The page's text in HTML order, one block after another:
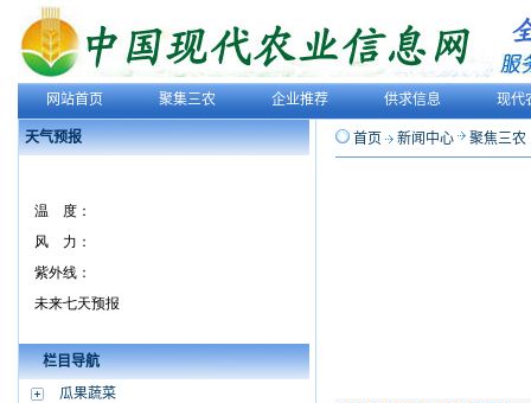
网站首页 聚集三农 企业推荐 供求信息 现代
天气预报
栏目导航
瓜果蔬菜
首页 新闻中心 聚焦三农